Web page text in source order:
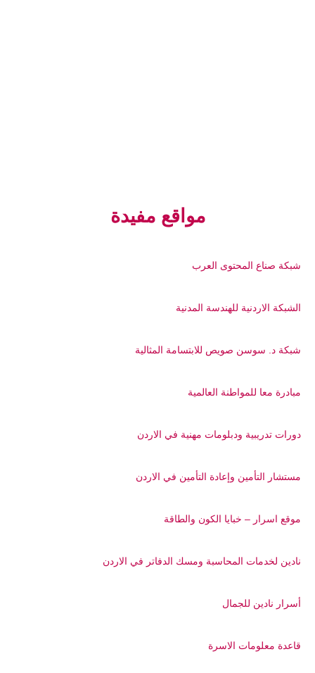
مواقع مفيدة
شبكة صناع المحتوى العرب
الشبكة الاردنية للهندسة المدنية
شبكة د. سوسن صويص للابتسامة المثالية
مبادرة معا للمواطنة العالمية
دورات تدريبية ودبلومات مهنية في الاردن
مستشار التأمين وإعادة التأمين في الاردن
موقع اسرار – خبايا الكون والطاقة
نادين لخدمات المحاسبة ومسك الدفاتر في الاردن
أسرار نادين للجمال
قاعدة معلومات الاسرة